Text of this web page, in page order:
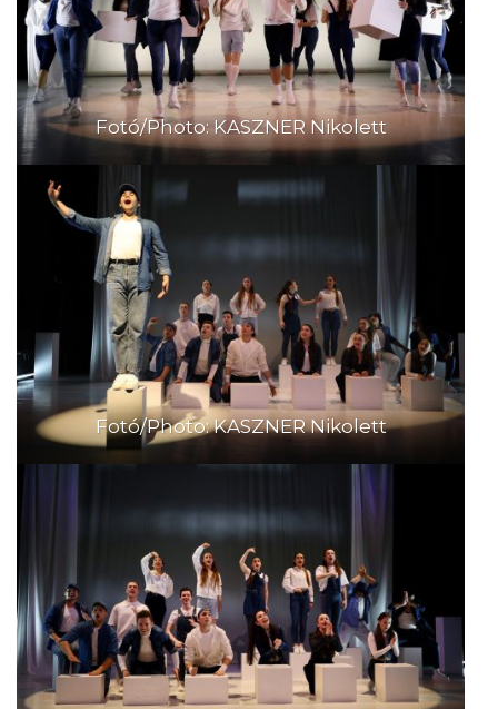
Fotó/Photo: KASZNER Nikolett
Fotó/Photo: KASZNER Nikolett